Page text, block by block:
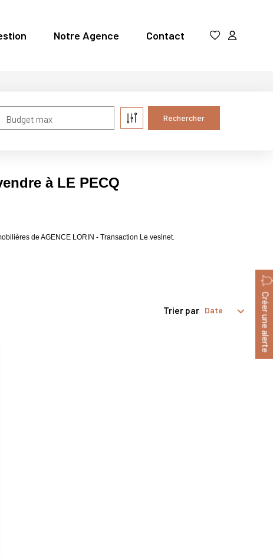
Notre Agence Contact
Budget max
à LE PECQ
de AGENCE LORIN - Transaction Le vesinet.
Créer une alerte
Trier par